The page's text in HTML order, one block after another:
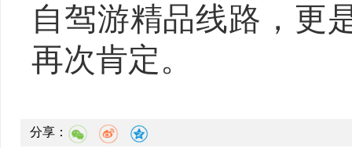
自驾游精品线路，更
再次肯定。
分享：